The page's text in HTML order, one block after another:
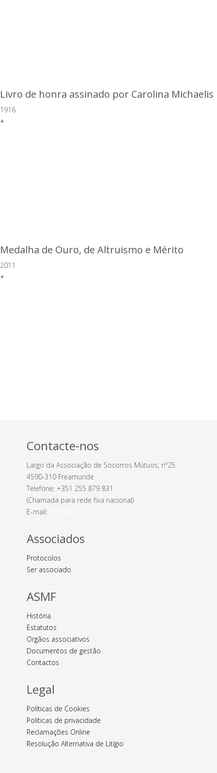
Livro de honra assinado por Carolina Michaelis
1916
+
Medalha de Ouro, de Altruismo e Mérito
2011
+
Contacte-nos
Largo da Associação de Socorros Mútuos, nº25
4590-310 Freamunde
Telefone: +351 255 879 831
(Chamada para rede fixa nacional)
E-mail:
Associados
Protocolos
Ser associado
ASMF
História
Estatutos
Orgãos associativos
Documentos de gestão
Contactos
Legal
Políticas de Cookies
Políticas de privacidade
Reclamações Online
Resolução Alternativa de Litígio